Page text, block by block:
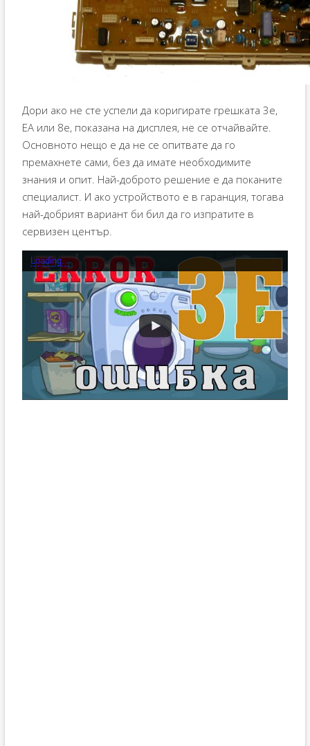
Дори ако не сте успели да коригирате грешката 3e,
EA или 8e, показана на дисплея, не се отчайвайте.
Основното нещо е да не се опитвате да го
премахнете сами, без да имате необходимите
знания и опит. Най-доброто решение е да поканите
специалист. И ако устройството е в гаранция, тогава
най-добрият вариант би бил да го изпратите в
сервизен център.
Loading...